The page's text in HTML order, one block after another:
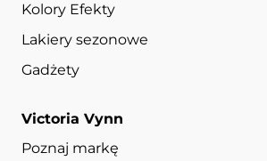
Kolory Efekty
Lakiery sezonowe
Gadżety
Victoria Vynn
Poznaj markę